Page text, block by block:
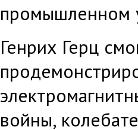
промышленном
Генрих Герц
войны,